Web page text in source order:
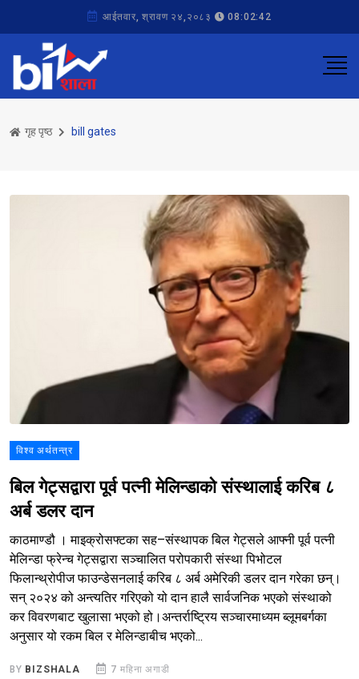
आईतवार, श्रावण २४,२०८३ 08:02:42
गृह पृष्ठ bill gates
विश्व अर्थतन्त्र
बिल गेट्सद्वारा पूर्व पत्नी मेलिन्डाको संस्थालाई करिब ८
अर्ब डलर दान
काठमाण्डौ । माइक्रोसफ्टका सह–संस्थापक बिल गेट्सले आफ्नी पूर्व पत्नी
मेलिन्डा फ्रेन्च गेट्सद्वारा सञ्चालित परोपकारी संस्था पिभोटल
फिलान्थ्रोपीज फाउन्डेसनलाई करिब ८ अर्ब अमेरिकी डलर दान गरेका छन्।
सन् २०२४ को अन्त्यतिर गरिएको यो दान हालै सार्वजनिक भएको संस्थाको
कर विवरणबाट खुलासा भएको हो।अन्तर्राष्ट्रिय सञ्चारमाध्यम ब्लूमबर्गका
अनुसार यो रकम बिल र मेलिन्डाबीच भएको...
BY BIZSHALA 7 महिना अगाडी